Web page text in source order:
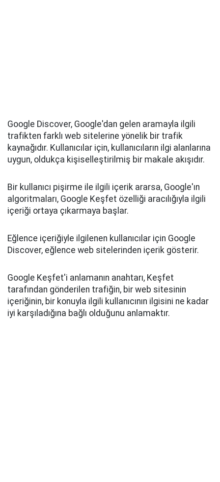
Google Discover, Google'dan gelen aramayla ilgili
trafikten farklı web sitelerine yönelik bir trafik
kaynağıdır. Kullanıcılar için, kullanıcıların ilgi alanlarına
uygun, oldukça kişiselleştirilmiş bir makale akışıdır.
Bir kullanıcı pişirme ile ilgili içerik ararsa, Google'ın
algoritmaları, Google Keşfet özelliği aracılığıyla ilgili
içeriği ortaya çıkarmaya başlar.
Eğlence içeriğiyle ilgilenen kullanıcılar için Google
Discover, eğlence web sitelerinden içerik gösterir.
Google Keşfet'i anlamanın anahtarı, Keşfet
tarafından gönderilen trafiğin, bir web sitesinin
içeriğinin, bir konuyla ilgili kullanıcının ilgisini ne kadar
iyi karşıladığına bağlı olduğunu anlamaktır.